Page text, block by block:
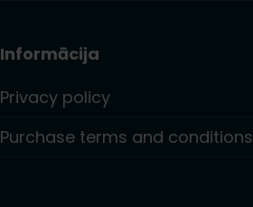
Informācija
Privacy policy
Purchase terms and conditions